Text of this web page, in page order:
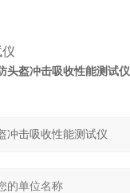
头盔冲击吸收性能测试仪